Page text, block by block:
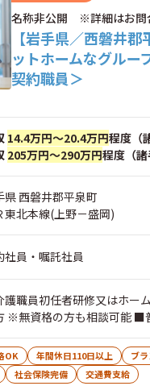
名称非公開 ※詳細はお問
【岩手県／西磐井
ットホームなグルー
契約職員＞
14.4万円～20.4万円程度（
205万円～290万円程度（諸
県 西磐井郡平泉町
東北本線(上野－盛岡)
社員・嘱託社員
職員初任者研修又はホー
※無資格の方も相談可能 ■
OK 年間休日110日以上
ブ
社会保険完備 交通費支給